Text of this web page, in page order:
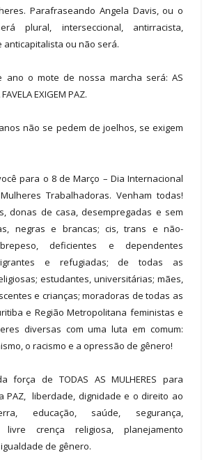
Parafraseando Angela Davis, ou o
plural, interseccional, antirracista,
anticapitalista ou não será.
ano o mote de nossa marcha será: AS
EXIGEM PAZ.
não se pedem de joelhos, se exigem
para o 8 de Março – Dia Internacional
Trabalhadoras. Venham todas!
donas de casa, desempregadas e sem
negras e brancas; cis, trans e não-
deficientes e dependentes
e refugiadas; de todas as
estudantes, universitárias; mães,
e crianças; moradoras de todas as
e Região Metropolitana feministas e
diversas com uma luta em comum:
o racismo e a opressão de gênero!
força de TODAS AS MULHERES para
PAZ, liberdade, dignidade e o direito ao
educação, saúde, segurança,
livre crença religiosa, planejamento
de gênero.